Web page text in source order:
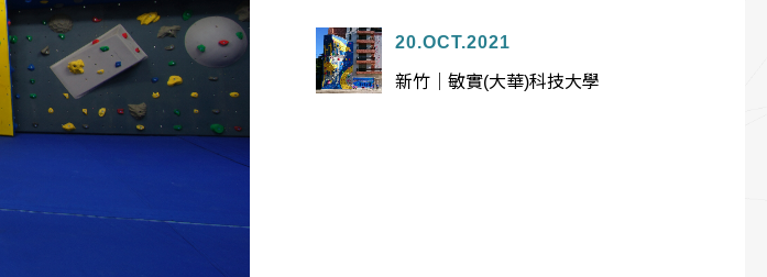
20.OCT.2021
新竹｜敏實(大華)科技大學